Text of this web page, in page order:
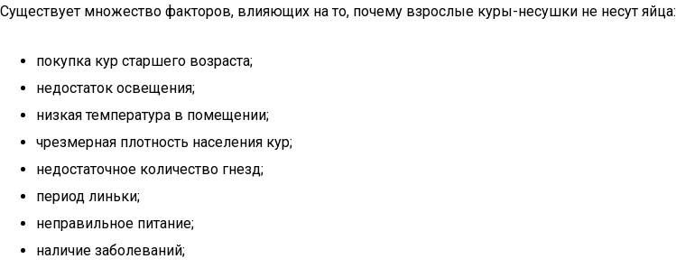
Существует множество факторов, влияющих на то, почему взрослые куры-несушки не несут яйца:
покупка кур старшего возраста;
недостаток освещения;
низкая температура в помещении;
чрезмерная плотность населения кур;
недостаточное количество гнезд;
период линьки;
неправильное питание;
наличие заболеваний;